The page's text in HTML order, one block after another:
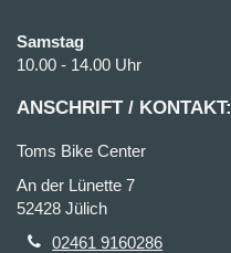
Samstag
10.00 - 14.00 Uhr
ANSCHRIFT / KONTAKT:
Toms Bike Center
An der Lünette 7
52428 Jülich
02461 9160286